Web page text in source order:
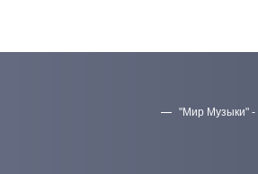
"Мир Музыки" -